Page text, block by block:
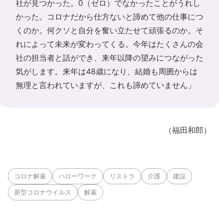
社が見つかった。0（ゼロ）でなかったことがうれし
かった。コロナだから仕方ないと諦めて他の仕事につ
くのか。何クソと自分を奮い立たせて頑張るのか。そ
れによって未来が変わってくる。今年はたくさんの会
社の担当者と話ができ、来年以降の望みにつながった
気がします。来年は48歳になり、結婚も周囲からは
無理と言われていますが、これも諦めていません」
（福田和郎）
コロナ解雇 ハローワーク リストラ 介護 建設
新型コロナウイルス 解雇